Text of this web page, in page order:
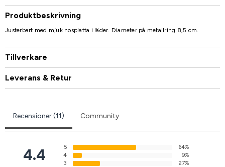
Produktbeskrivning
Justerbart med mjuk nosplatta i läder. Diameter på metallring 8,5 cm.
Tillverkare
Leverans & Retur
Recensioner (11) Community
4.4 5
64%
4
9%
3
27%